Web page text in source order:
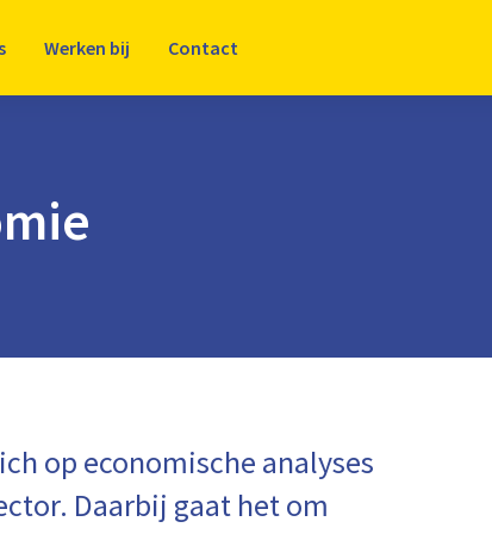
Werken bij Contact
op economische analyses
Daarbij gaat het om